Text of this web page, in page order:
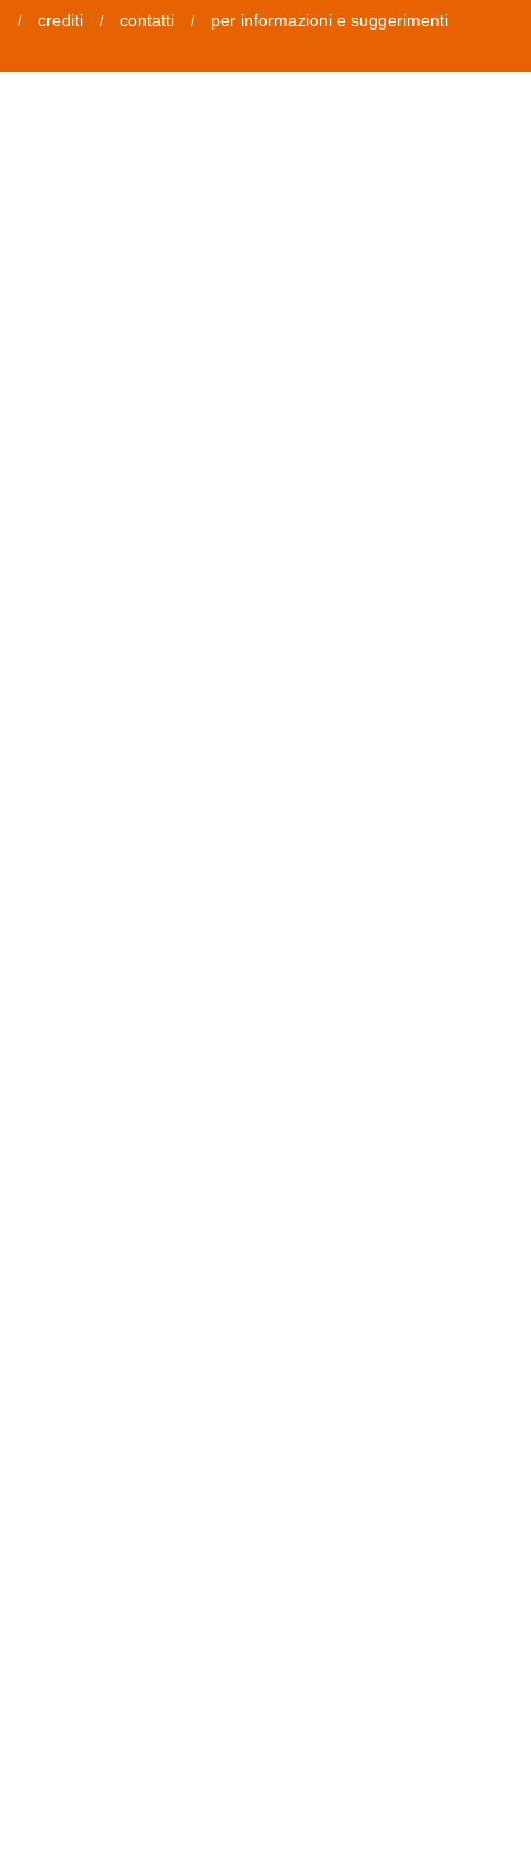
/ crediti / contatti / per informazioni e suggerimenti